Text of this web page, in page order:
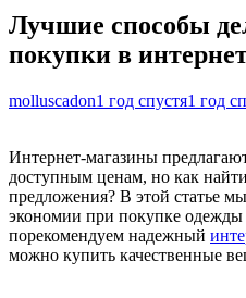
Лучшие способы
покупки в
molluscadon1 год спустя1 год
Интернет-магазины
доступным ценам, но как
предложения? В этой статье
экономии при покупке одежды
порекомендуем надежный
можно купить качественные